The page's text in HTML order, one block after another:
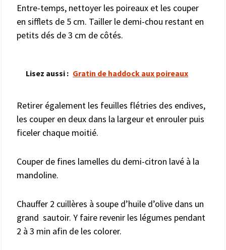
Entre-temps, nettoyer les poireaux et les couper
en sifflets de 5 cm. Tailler le demi-chou restant en
petits dés de 3 cm de côtés.
Lisez aussi : Gratin de haddock aux poireaux
Retirer également les feuilles flétries des endives,
les couper en deux dans la largeur et enrouler puis
ficeler chaque moitié.
Couper de fines lamelles du demi-citron lavé à la
mandoline.
Chauffer 2 cuillères à soupe d’huile d’olive dans un
grand sautoir. Y faire revenir les légumes pendant
2 à 3 min afin de les colorer.